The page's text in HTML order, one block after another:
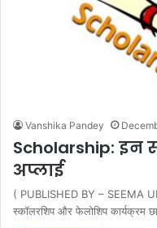
Vanshika Pandey
Scholarship: इन
अप्लाई
( PUBLISHED BY – SEEMA
स्कॉलरशिप और फेलोशिप कार्यक्रम